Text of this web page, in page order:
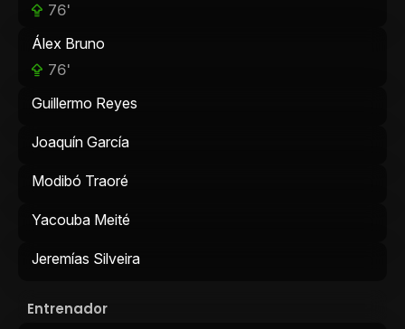
76'
Álex Bruno
76'
Guillermo Reyes
Joaquín García
Modibó Traoré
Yacouba Meité
Jeremías Silveira
Entrenador